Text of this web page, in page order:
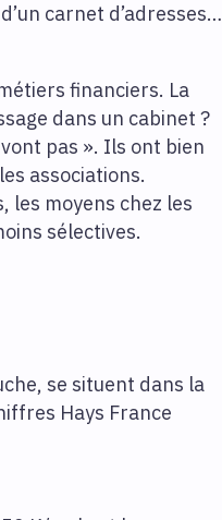
carnet d’adresses…
financiers. La
dans un cabinet ?
pas ». Ils ont bien
associations.
les moyens chez les
sélectives.
se situent dans la
Hays France